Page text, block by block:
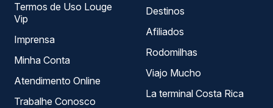
Termos de Uso Louge
Vip
Imprensa
Minha Conta
Atendimento Online
Trabalhe Conosco
Destinos
Afiliados
Rodomilhas
Viajo Mucho
La terminal Costa Rica